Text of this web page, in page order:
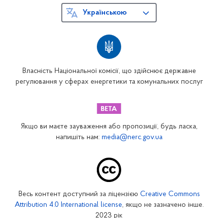
Власність Національної комісії, що здійснює державне
регулювання у сферах енергетики та комунальних послуг
Українською
Якщо ви маєте зауваження або пропозиції, будь ласка,
напишіть нам: media@nerc.gov.ua
Весь контент доступний за ліцензією Creative Commons
Attribution 4.0 International license, якщо не зазначено інше.
2023 рік